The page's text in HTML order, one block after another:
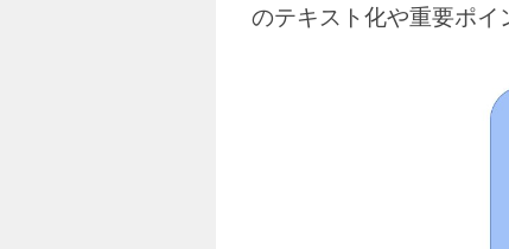
のテキスト化や重要ポイ